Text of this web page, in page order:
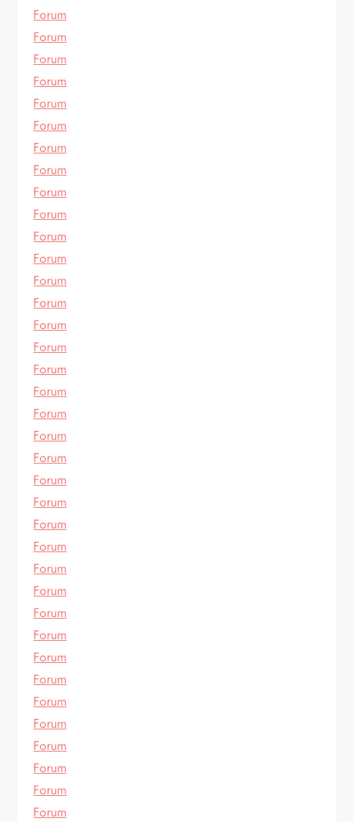
Forum
Forum
Forum
Forum
Forum
Forum
Forum
Forum
Forum
Forum
Forum
Forum
Forum
Forum
Forum
Forum
Forum
Forum
Forum
Forum
Forum
Forum
Forum
Forum
Forum
Forum
Forum
Forum
Forum
Forum
Forum
Forum
Forum
Forum
Forum
Forum
Forum